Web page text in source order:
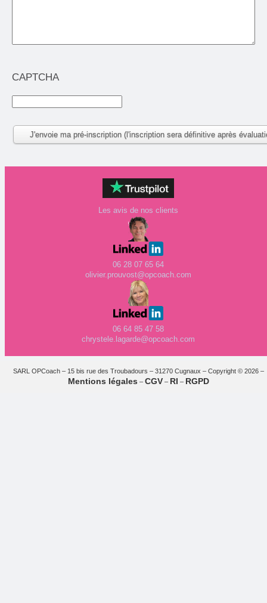
CAPTCHA
Les avis de nos clients
06 28 07 65 64
olivier.prouvost@opcoach.com
06 64 85 47 58
chrystele.lagarde@opcoach.com
SARL OPCoach – 15 bis rue des Troubadours – 31270 Cugnaux – Copyright © 2026 –
Mentions légales – CGV– RI – RGPD